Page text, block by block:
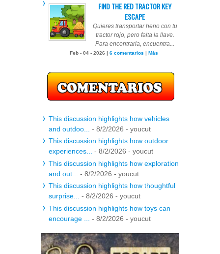
FIND THE RED TRACTOR KEY
ESCAPE
Quieres transportar heno con tu
tractor rojo, pero falta la llave.
Para encontrarla, encuentra...
Feb - 04 - 2026 | 6 comentarios | Más
This discussion highlights how vehicles
and outdoo...
- 8/2/2026 - youcut
This discussion highlights how outdoor
experiences...
- 8/2/2026 - youcut
This discussion highlights how exploration
and out...
- 8/2/2026 - youcut
This discussion highlights how thoughtful
surprise...
- 8/2/2026 - youcut
This discussion highlights how toys can
encourage ...
- 8/2/2026 - youcut